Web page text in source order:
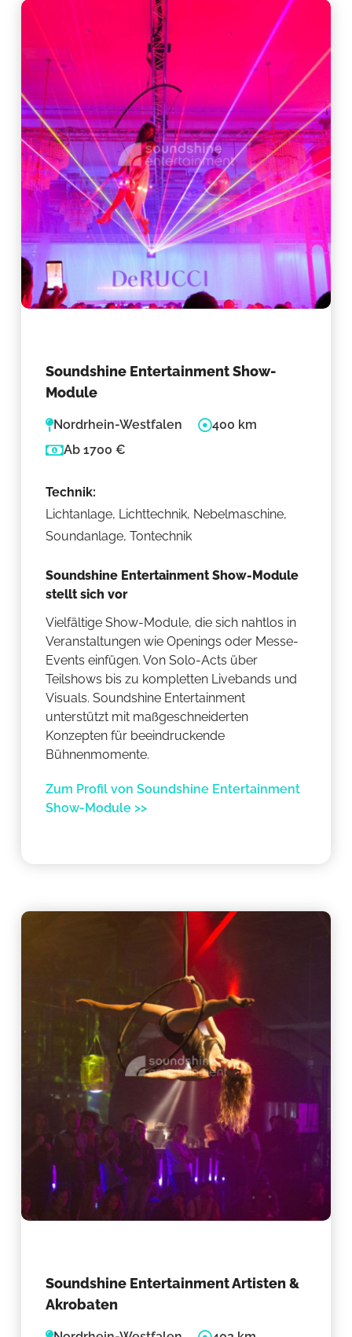
Soundshine Entertainment Show-
Module
Nordrhein-Westfalen
400 km
Ab 1700 €
Technik:
Lichtanlage, Lichttechnik, Nebelmaschine,
Soundanlage, Tontechnik
Soundshine Entertainment Show-Module
stellt sich vor
Vielfältige Show-Module, die sich nahtlos in
Veranstaltungen wie Openings oder Messe-
Events einfügen. Von Solo-Acts über
Teilshows bis zu kompletten Livebands und
Visuals. Soundshine Entertainment
unterstützt mit maßgeschneiderten
Konzepten für beeindruckende
Bühnenmomente.
Zum Profil von Soundshine Entertainment
Show-Module >>
Soundshine Entertainment Artisten &
Akrobaten